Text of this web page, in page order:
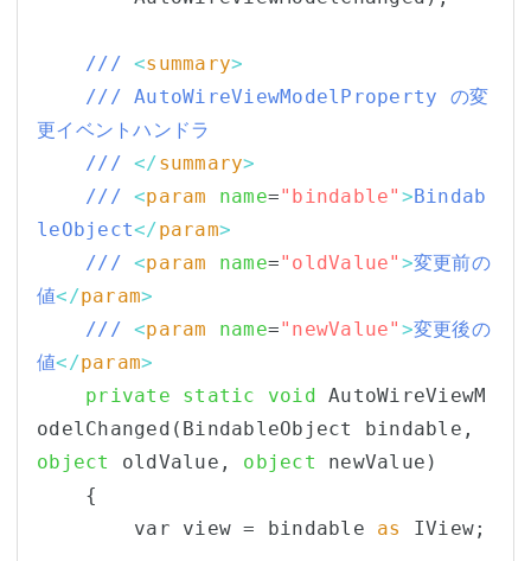
/// <summary>
/// AutoWireViewModelProperty の変
更イベントハンドラ
/// </summary>
/// <param name="bindable" >Bindab
leObject</param>
/// <param name="oldValue" >変更前の
値</param>
/// <param name="newValue" >変更後の
値</param>
private
static void AutoWireViewM
object
oldValue, object newValue)
        var view = bindable
as IView;